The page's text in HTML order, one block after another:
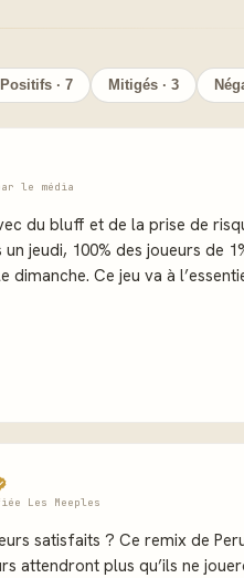
Positifs · 7 Mitigés · 3
le média
du bluff et de la prise de
jeudi, 100% des joueurs de
dimanche. Ce jeu va à
Les Meeples
satisfaits ? Ce remix de
attendront plus qu’ils ne